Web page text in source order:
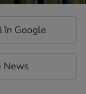
în Google
News